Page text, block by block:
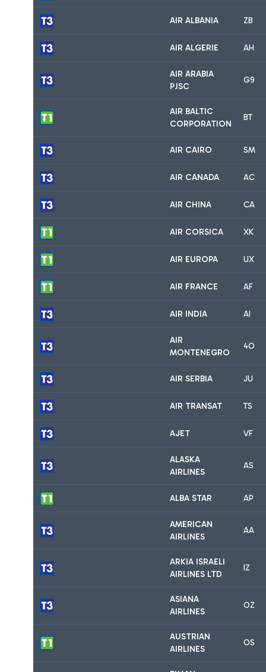
AIR ALBANIA ZB
AIR ALGERIE AH
AIR ARABIA
PJSC
G9
AIR BALTIC
CORPORATION
BT
AIR CAIRO SM
AIR CANADA AC
AIR CHINA CA
AIR CORSICA XK
AIR EUROPA UX
AIR FRANCE AF
AIR INDIA AI
AIR
MONTENEGRO
4O
AIR SERBIA JU
AIR TRANSAT TS
AJET VF
ALASKA
AIRLINES
AS
ALBA STAR AP
AMERICAN
AIRLINES
AA
ARKIA ISRAELI
AIRLINES LTD
IZ
ASIANA
AIRLINES
OZ
AUSTRIAN
AIRLINES
OS